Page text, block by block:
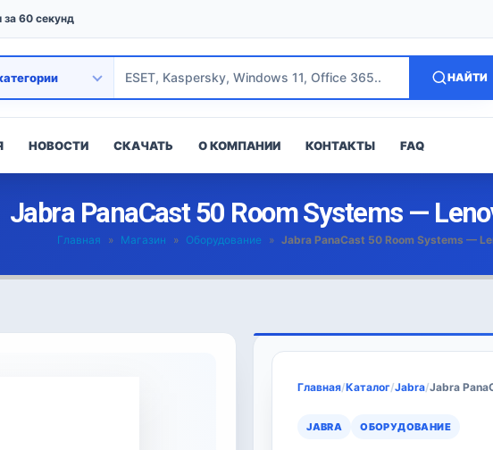
за 60 секунд
НАЙТИ
НОВОСТИ СКАЧАТЬ О КОМПАНИИ КОНТАКТЫ FAQ
Jabra PanaCast 50 Room Systems —
Главная » Магазин » Оборудование » Jabra PanaCast 50 Room Systems —
Главная/Каталог/Jabra/Jabra
JABRA ОБОРУДОВАНИЕ